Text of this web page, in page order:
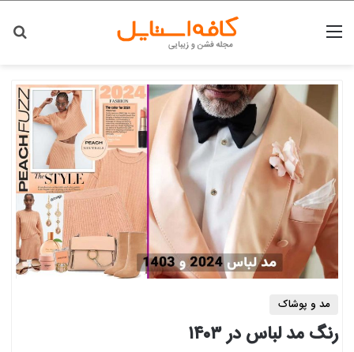
منو
مد و پوشاک
رنگ مد لباس در ۱۴۰۳